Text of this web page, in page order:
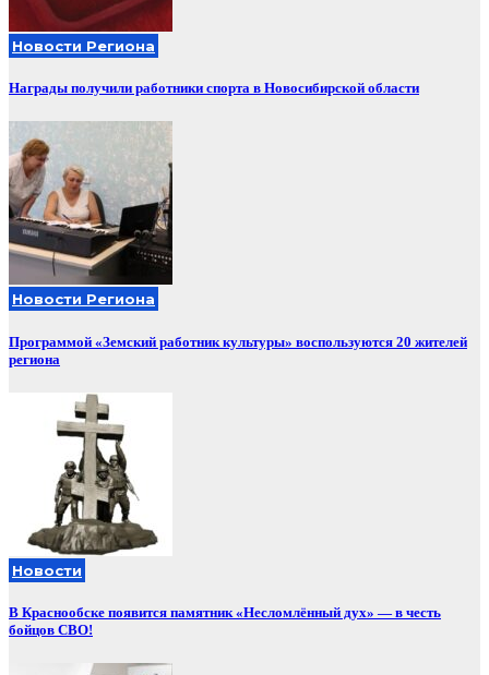
Новости Региона
Награды получили работники спорта в Новосибирской области
Новости Региона
Программой «Земский работник культуры» воспользуются 20 жителей
региона
Новости
В Краснообске появится памятник «Несломлённый дух» — в честь
бойцов СВО!